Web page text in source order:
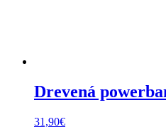
Drevená
31,90€